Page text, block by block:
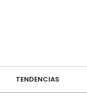
TENDENCIAS